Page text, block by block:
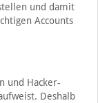
und damit
Accounts
und Hacker-
Deshalb